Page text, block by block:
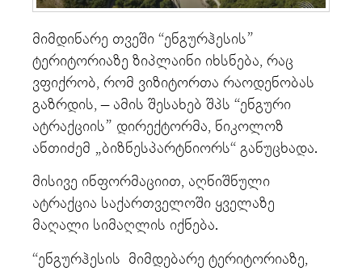
მიმდინარე თვეში “ენგურჰესის”
ტერიტორიაზე ზიპლაინი იხსნება, რაც
ვფიქრობ, რომ ვიზიტორთა რაოდენობას
გაზრდის, – ამის შესახებ შპს “ენგური
ატრაქციის” დირექტორმა, ნიკოლოზ
ანთიძემ „ბიზნესპარტნიორს“ განუცხადა.
მისივე ინფორმაციით, აღნიშნული
ატრაქცია საქართველოში ყველაზე
მაღალი სიმაღლის იქნება.
“ენგურჰესის მიმდებარე ტერიტორიაზე,